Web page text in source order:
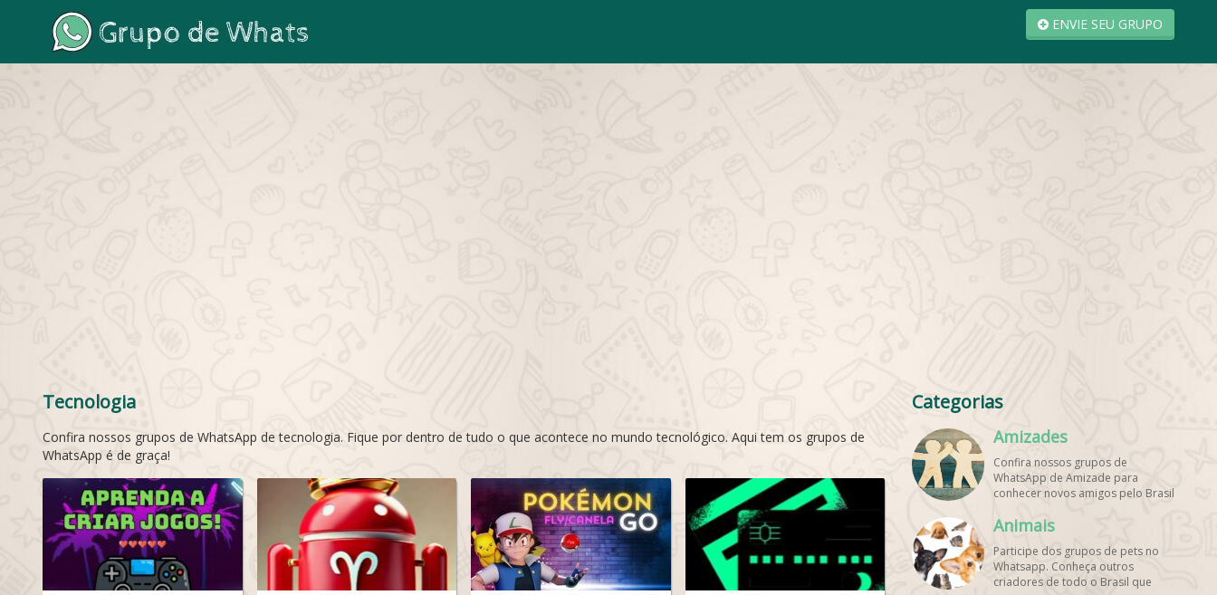
ENVIE SEU GRUPO
Tecnologia
Confira nossos grupos de WhatsApp de tecnologia. Fique por dentro de tudo o que acontece no mundo tecnológico. Aqui tem os grupos de
WhatsApp é de graça!
Categorias
Amizades
Confira nossos grupos de
WhatsApp de Amizade para
conhecer novos amigos pelo Brasil
melhores grupos de WhatsApp é
Animais
Participe dos grupos de pets no
Whatsapp. Conheça outros
criadores de todo o Brasil que